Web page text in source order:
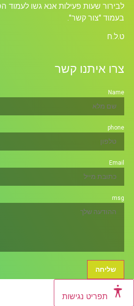
לבירור שעות פעילות אנא גשו לעמוד
בעמוד "צור קשר".
ט.ל.ח
צרו איתנו קשר
Name
phone
Email
msg
שליחה
תפריט נגישות